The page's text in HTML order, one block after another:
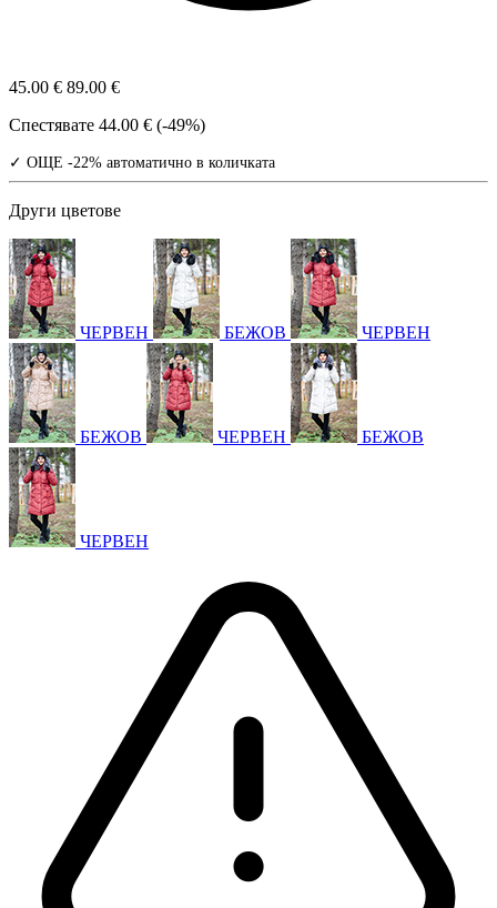
45.00 € 89.00 €
Спестявате 44.00 € (-49%)
✓ ОЩЕ -22% автоматично в количката
Други цветове
ЧЕРВЕН БЕЖОВ ЧЕРВЕН
БЕЖОВ ЧЕРВЕН БЕЖОВ
ЧЕРВЕН